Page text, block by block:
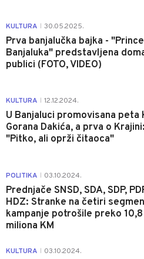
KULTURA 30.05.2025.
Prva banjalučka bajka -
Banjaluka" predstavljena
publici (FOTO, VIDEO)
KULTURA 12.12.2024.
U Banjaluci promovisana peta
Gorana Dakića, a prva o Krajini:
"Pitko, ali oprži čitaoca"
POLITIKA 03.10.2024.
Prednjače SNSD, SDA, SDP,
HDZ: Stranke na četiri
kampanje potrošile preko 10,8
miliona KM
KULTURA 03.10.2024.